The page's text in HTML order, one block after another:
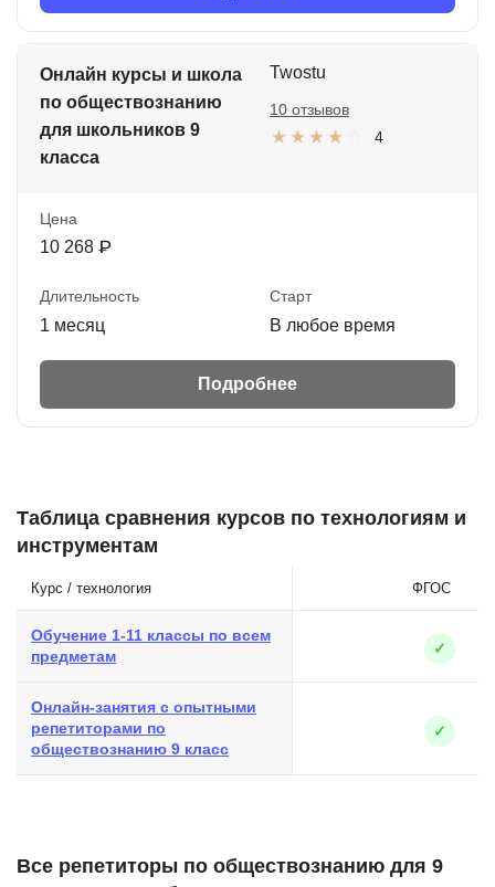
Онлайн курсы и школа
по обществознанию
для школьников 9
класса
Twostu
4
10 отзывов
Цена
10 268 ₽
Длительность
1 месяц
Старт
В любое время
Подробнее
Таблица сравнения курсов по технологиям и
инструментам
Курс / технология ФГОС
Обучение 1-11 классы по всем
предметам
✓
Онлайн-занятия с опытными
репетиторами по
обществознанию 9 класс
✓
Все репетиторы по обществознанию для 9